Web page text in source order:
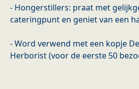
- Hongerstillers: praat met
cateringpunt en geniet van een
- Word verwend met een kopje
Herborist (voor de eerste 50